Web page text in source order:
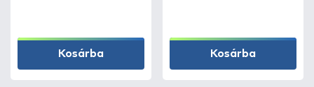
Kosárba Kosárba